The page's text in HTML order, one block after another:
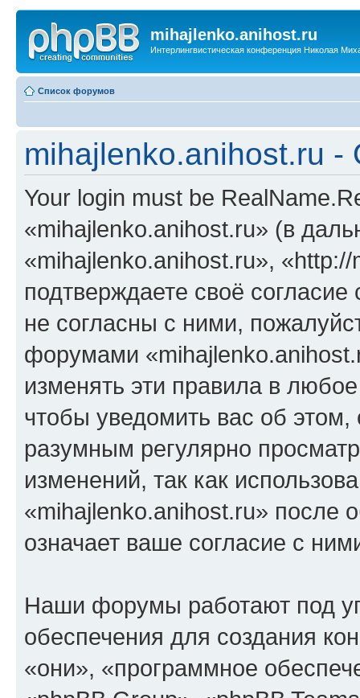
mihajlenko.anihost.ru
Интерлингвистическая конференция Николая
Список форумов
mihajlenko.anihost.ru
Your login must be
«mihajlenko.anihost.ru» (в
«mihajlenko.anihost.ru»,
подтверждаете своё
не согласны с ними,
форумами
изменять эти правила в
чтобы уведомить вас об
разумным регулярно
изменений, так как
«mihajlenko.anihost.ru» после
означает ваше согласие с
Наши форумы работают под
обеспечения для создания
«они», «программное